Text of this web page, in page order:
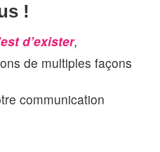
!
d’exister,
de multiples façons
communication